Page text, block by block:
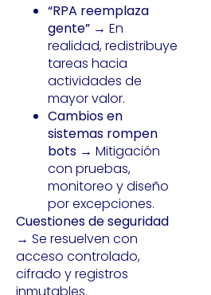
“RPA reemplaza
gente” → En
realidad, redistribuye
tareas hacia
actividades de
mayor valor.
Cambios en
sistemas rompen
bots → Mitigación
con pruebas,
monitoreo y diseño
por excepciones.
Cuestiones de seguridad
→ Se resuelven con
acceso controlado,
cifrado y registros
inmutables.